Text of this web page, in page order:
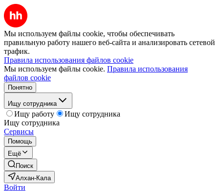
Мы используем файлы cookie, чтобы обеспечивать
правильную работу нашего веб-сайта и анализировать сетевой
трафик.
Правила использования файлов cookie
Мы используем файлы cookie. Правила использования
файлов cookie
Понятно
Ищу сотрудника
Ищу работу
Ищу сотрудника
Ищу сотрудника
Сервисы
Помощь
Ещё
Поиск
Алхан-Кала
Войти